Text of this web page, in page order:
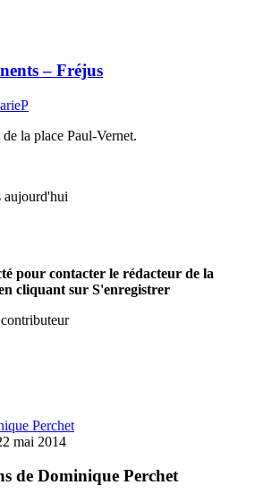
– Fréjus
la place Paul-Vernet.
aujourd'hui
pour contacter le rédacteur de la
cliquant sur S'enregistrer
Perchet
mai 2014
de Dominique Perchet